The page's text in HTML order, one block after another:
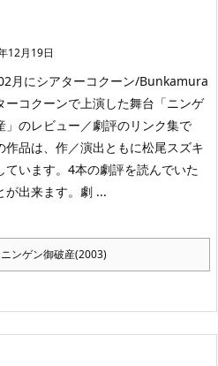
12月19日
月にシアターコクーン/Bunkamura
ーコクーンで上演した舞台「ニンゲ
」のレビュー／劇評のリンク集で
作品は、作／演出ともに松尾スズキ
ています。4本の劇評を読んでいた
が出来ます。劇 ...
ニンゲン御破産(2003)